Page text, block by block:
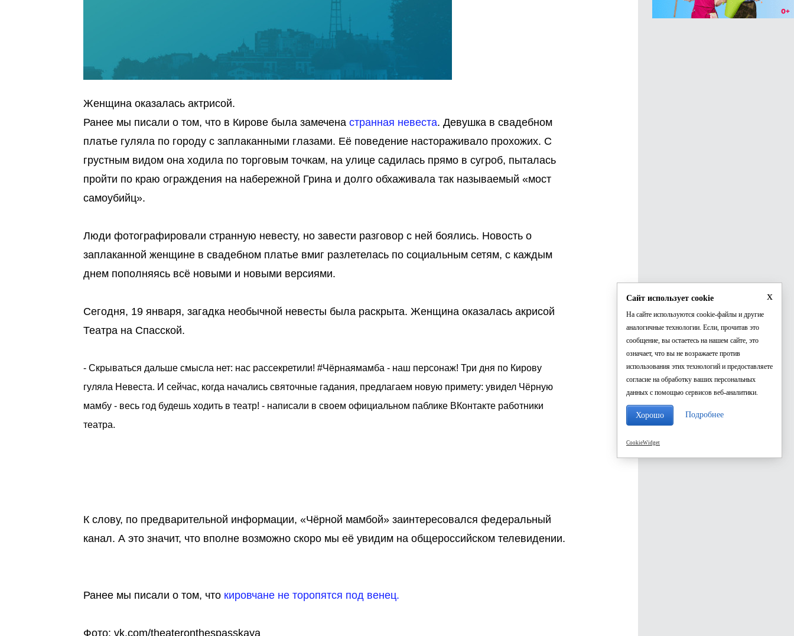
Женщина оказалась актрисой.
Ранее мы писали о том, что в Кирове была замечена странная невеста. Девушка в свадебном
платье гуляла по городу с заплаканными глазами. Её поведение настораживало прохожих. С
грустным видом она ходила по торговым точкам, на улице садилась прямо в сугроб, пыталась
пройти по краю ограждения на набережной Грина и долго обхаживала так называемый «мост
самоубийц».
Люди фотографировали странную невесту, но завести разговор с ней боялись. Новость о
заплаканной женщине в свадебном платье вмиг разлетелась по социальным сетям, с каждым
днем пополняясь всё новыми и новыми версиями.
Сегодня, 19 января, загадка необычной невесты была раскрыта. Женщина оказалась акрисой
Театра на Спасской.
- Скрываться дальше смысла нет: нас рассекретили! #Чёрнаямамба - наш персонаж! Три дня по Кирову
гуляла Невеста. И сейчас, когда начались святочные гадания, предлагаем новую примету: увидел Чёрную
мамбу - весь год будешь ходить в театр! - написали в своем официальном паблике ВКонтакте работники
театра.
К слову, по предварительной информации, «Чёрной мамбой» заинтересовался федеральный
канал. А это значит, что вполне возможно скоро мы её увидим на общероссийском телевидении.
Ранее мы писали о том, что кировчане не торопятся под венец.
Фото: vk.com/theateronthespasskaya
x
Сайт использует cookie
На сайте используются cookie-файлы и другие
аналогичные технологии. Если, прочитав это
сообщение, вы остаетесь на нашем сайте, это
означает, что вы не возражаете против
использования этих технологий и предоставляете
согласие на обработку ваших персональных
данных с помощью сервисов веб-аналитики.
Хорошо Подробнее
CookieWidget